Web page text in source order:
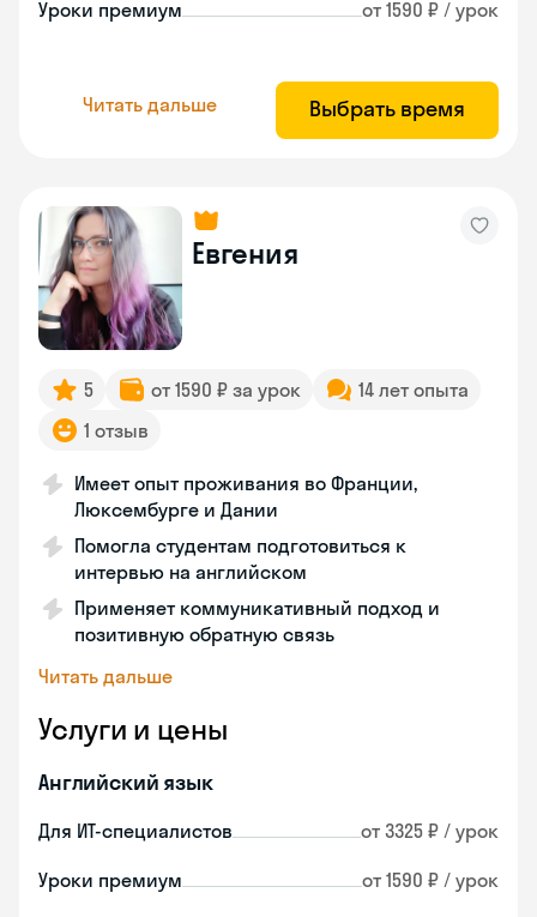
Уроки премиум от 1590 ₽ / урок
Читать дальше Выбрать время
Евгения
5 от 1590 ₽ за урок
14 лет опыта
1 отзыв
Имеет опыт проживания во Франции,
Люксембурге и Дании
Помогла студентам подготовиться к
интервью на английском
Применяет коммуникативный подход и
позитивную обратную связь
Читать дальше
Услуги и цены
Английский язык
Для ИТ-специалистов от 3325 ₽ / урок
Уроки премиум от 1590 ₽ / урок